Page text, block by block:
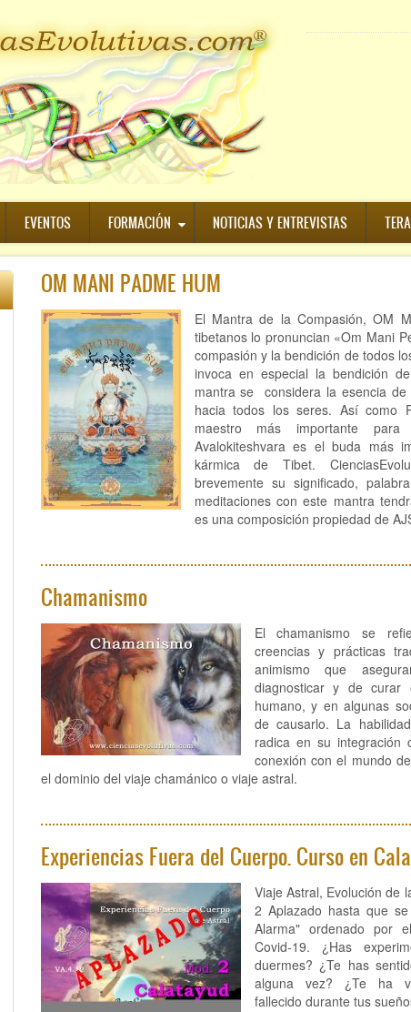
EVENTOS FORMACIÓN NOTICIAS Y ENTREVISTAS
OM MANI PADME HUM
El Mantra de la Compasión, OM
tibetanos lo pronuncian «Om Mani
compasión y la bendición de todos
invoca en especial la bendición
mantra se considera la esencia
hacia todos los seres. Así como
maestro más importante
Avalokiteshvara es el buda más
kármica de Tibet.
brevemente su significado,
meditaciones con este mantra
es una composición propiedad de
Chamanismo
El chamanismo se
creencias y prácticas
animismo que
diagnosticar y de curar
humano, y en algunas
de causarlo. La
radica en su integración
conexión con el mundo
el dominio del viaje chamánico o viaje astral.
Experiencias Fuera del Cuerpo. Curso en
Viaje Astral, Evolución de
2 Aplazado hasta que
Alarma" ordenado por
Covid-19. ¿Has
duermes? ¿Te has
alguna vez? ¿Te ha
fallecido durante tus